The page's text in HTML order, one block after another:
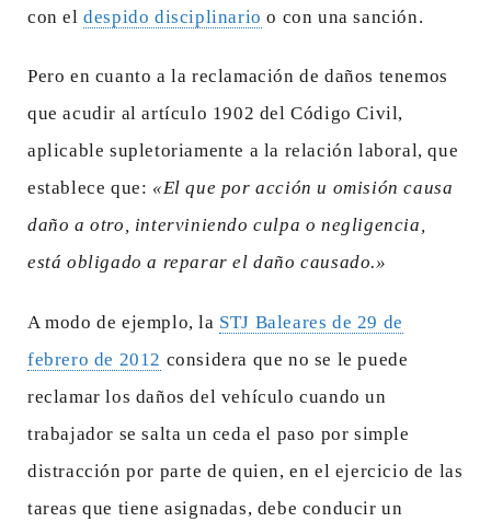
con eldespido disciplinario o con una sanción.
Pero en cuanto a la reclamación de daños tenemos
que acudir al artículo 1902 del Código Civil,
aplicable supletoriamente a la relación laboral, que
establece que: «El que por acción u omisión causa
daño a otro, interviniendo culpa o negligencia,
está obligado a reparar el daño causado.»
A modo de ejemplo, la STJ Baleares de 29 de
febrero de 2012 considera que no se le puede
reclamar los daños del vehículo cuando un
trabajador se salta un ceda el paso por simple
distracción por parte de quien, en el ejercicio de las
tareas que tiene asignadas, debe conducir un